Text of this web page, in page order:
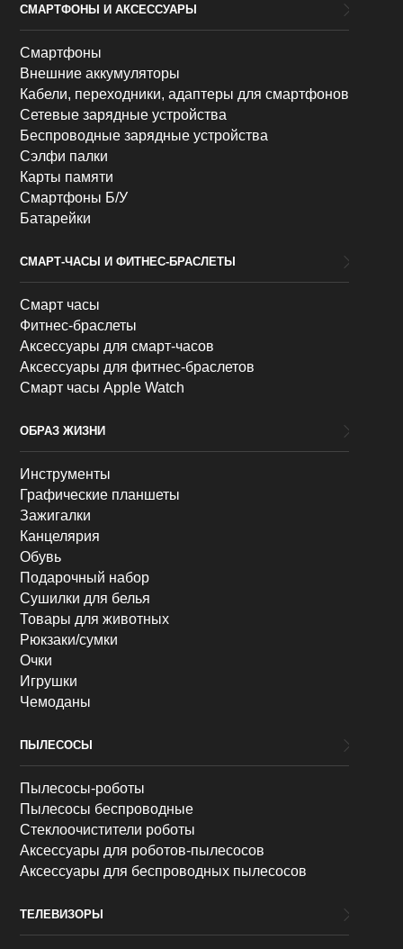
СМАРТФОНЫ И АКСЕССУАРЫ
Смартфоны
Внешние аккумуляторы
Кабели, переходники, адаптеры для смартфонов
Сетевые зарядные устройства
Беспроводные зарядные устройства
Сэлфи палки
Карты памяти
Смартфоны Б/У
Батарейки
СМАРТ-ЧАСЫ И ФИТНЕС-БРАСЛЕТЫ
Смарт часы
Фитнес-браслеты
Аксессуары для смарт-часов
Аксессуары для фитнес-браслетов
Смарт часы Apple Watch
ОБРАЗ ЖИЗНИ
Инструменты
Графические планшеты
Зажигалки
Канцелярия
Обувь
Подарочный набор
Сушилки для белья
Товары для животных
Рюкзаки/сумки
Очки
Игрушки
Чемоданы
ПЫЛЕСОСЫ
Пылесосы-роботы
Пылесосы беспроводные
Стеклоочистители роботы
Аксессуары для роботов-пылесосов
Аксессуары для беспроводных пылесосов
ТЕЛЕВИЗОРЫ